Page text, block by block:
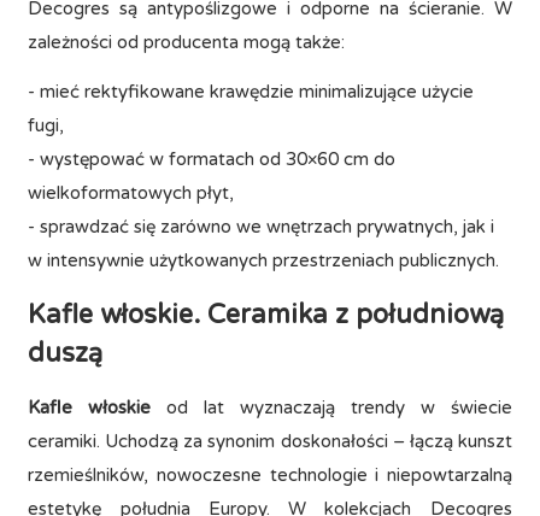
Decogres są antypoślizgowe i odporne na ścieranie. W
zależności od producenta mogą także:
- mieć rektyfikowane krawędzie minimalizujące użycie
fugi,
- występować w formatach od 30×60 cm do
wielkoformatowych płyt,
- sprawdzać się zarówno we wnętrzach prywatnych, jak i
w intensywnie użytkowanych przestrzeniach publicznych.
Kafle włoskie. Ceramika z południową
duszą
Kafle włoskie od lat wyznaczają trendy w świecie
ceramiki. Uchodzą za synonim doskonałości – łączą kunszt
rzemieślników, nowoczesne technologie i niepowtarzalną
estetykę południa Europy. W kolekcjach Decogres